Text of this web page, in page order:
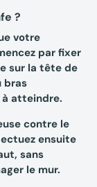
?
votre
par fixer
sur la tête de
bras
atteindre.
contre le
ensuite
sans
le mur.